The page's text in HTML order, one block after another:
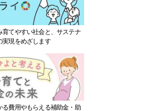
てやすい社会と、サステナ
実現をめざします
費用やもらえる補助金・助